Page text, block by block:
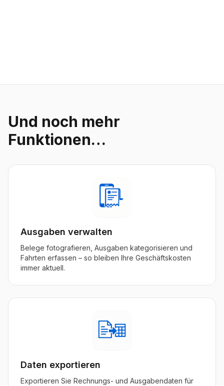
Und noch mehr
Funktionen…
Ausgaben verwalten
Belege fotografieren, Ausgaben kategorisieren und
Fahrten erfassen – so bleiben Ihre Geschäftskosten
immer aktuell.
Daten exportieren
Exportieren Sie Rechnungs- und Ausgabendaten für